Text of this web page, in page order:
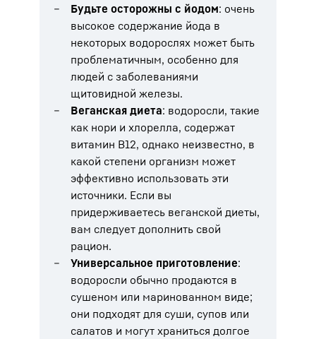
Будьте осторожны с йодом: очень
высокое содержание йода в
некоторых водорослях может быть
проблематичным, особенно для
людей с заболеваниями
щитовидной железы.
Веганская диета: водоросли, такие
как нори и хлорелла, содержат
витамин B12, однако неизвестно, в
какой степени организм может
эффективно использовать эти
источники. Если вы
придерживаетесь веганской диеты,
вам следует дополнить свой
рацион.
Универсальное приготовление:
водоросли обычно продаются в
сушеном или маринованном виде;
они подходят для суши, супов или
салатов и могут храниться долгое